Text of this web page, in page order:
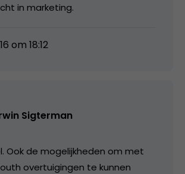
in marketing.
om 18:12
Sigterman
Ook de mogelijkheden om met
overtuigingen te kunnen